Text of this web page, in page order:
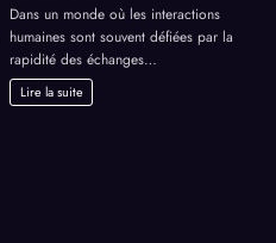
Dans un monde où les interactions
humaines sont souvent défiées par la
rapidité des échanges…
Lire la suite